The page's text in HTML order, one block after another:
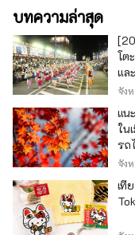
บทความล่าสุด
โต
แล
จัง
แน
ใน
รถ
จัง
เที่